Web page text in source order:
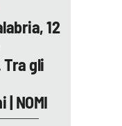
12
Tra gli
NOMI